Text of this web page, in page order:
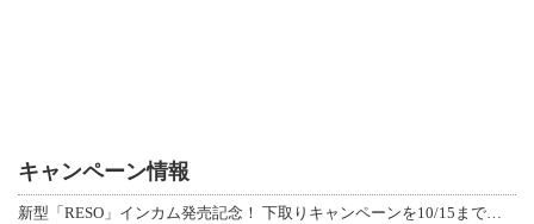
キャンペーン情報
新型「RESO」インカム発売記念！ 下取りキャンペーンを10/15まで延長して開